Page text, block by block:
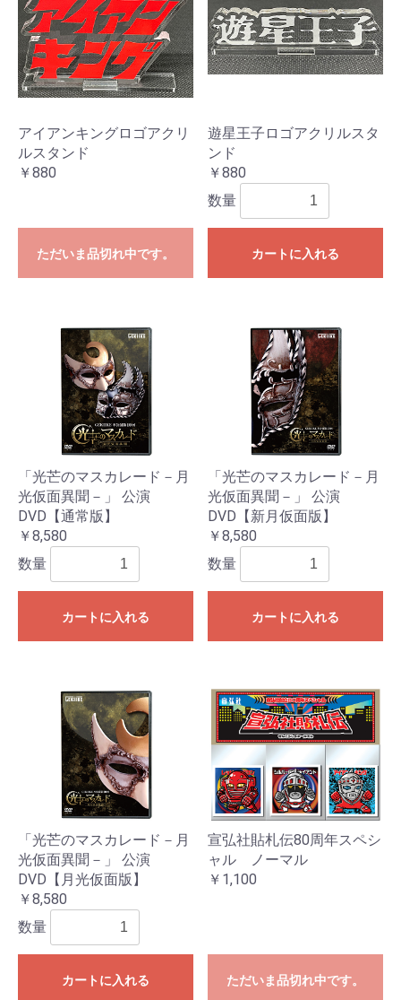
アイアンキングロゴアクリ
ルスタンド
￥880
ただいま品切れ中です。
遊星王子ロゴアクリルスタ
ンド
￥880
数量
カートに入れる
「光芒のマスカレード－月
光仮面異聞－」 公演
DVD【通常版】
￥8,580
数量
カートに入れる
「光芒のマスカレード－月
光仮面異聞－」 公演
DVD【新月仮面版】
￥8,580
数量
カートに入れる
「光芒のマスカレード－月
光仮面異聞－」 公演
DVD【月光仮面版】
￥8,580
数量
カートに入れる
宣弘社貼札伝80周年スペシ
ャル ノーマル
￥1,100
ただいま品切れ中です。